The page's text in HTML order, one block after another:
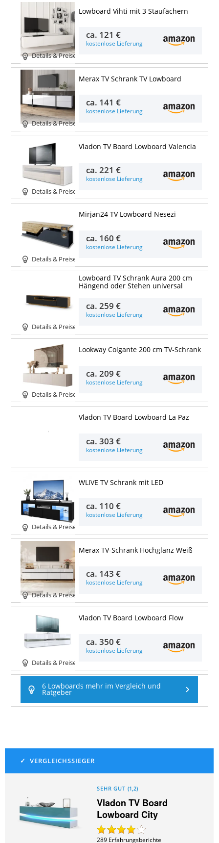
Details & Preise
Lowboard Vihti mit 3 Staufächern
ca. 121 €
kostenlose Lieferung
Details & Preise
Merax TV Schrank TV Lowboard
ca. 141 €
kostenlose Lieferung
Details & Preise
Vladon TV Board Lowboard Valencia
ca.221 €
kostenlose Lieferung
Details & Preise
Mirjan24 TV Lowboard Nesezi
ca. 160 €
kostenlose Lieferung
Details & Preise
Lowboard TV Schrank Aura 200 cm
Hängend oder Stehen universal
ca.259 €
kostenlose Lieferung
Details & Preise
Lookway Colgante 200 cm TV-Schrank
ca.209 €
kostenlose Lieferung
Vladon TV Board Lowboard La Paz
ca.303 €
kostenlose Lieferung
Details & Preise
WLIVE TV Schrank mit LED
ca. 110 €
kostenlose Lieferung
Details & Preise
Merax TV-Schrank Hochglanz Weiß
ca. 143 €
kostenlose Lieferung
Details & Preise
Vladon TV Board Lowboard Flow
ca.350 €
kostenlose Lieferung
6 Lowboards mehr im Vergleich und
Ratgeber
SEHR GUT (1,2)
Vladon TV Board
Lowboard City
289 Erfahrungsberichte